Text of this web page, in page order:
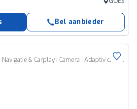
Bel aanbieder
INSTER E-Motion 42 kWh | Navigatie & Carplay | Camera | Adaptiv cruise | Stoel in hoogte verstelbaar |